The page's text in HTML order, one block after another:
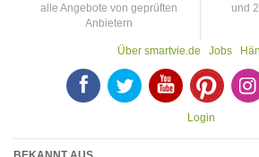
alle Angebote von geprüften
Anbietern
und
Über smartvie.de Jobs
F T Y
Login